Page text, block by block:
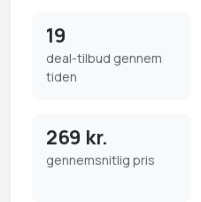
19
deal-tilbud gennem
tiden
269 kr.
gennemsnitlig pris